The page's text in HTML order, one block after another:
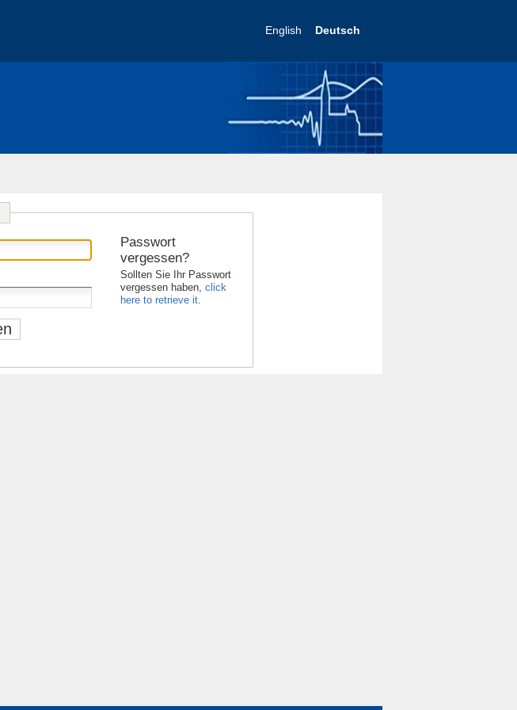
English Deutsch
Passwort
vergessen?
Sollten Sie Ihr Passwort
vergessen haben, click
here to retrieve it.